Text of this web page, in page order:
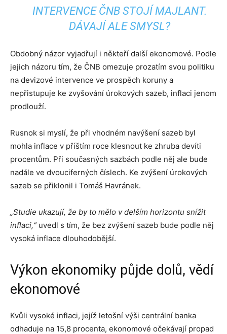
INTERVENCE ČNB STOJÍ MAJLANT.
DÁVAJÍ ALE SMYSL?
Obdobný názor vyjadřují i někteří další ekonomové. Podle
jejich názoru tím, že ČNB omezuje prozatím svou politiku
na devizové intervence ve prospěch koruny a
nepřistupuje ke zvyšování úrokových sazeb, inflaci jenom
prodlouží.
Rusnok si myslí, že při vhodném navýšení sazeb byl
mohla inflace v příštím roce klesnout ke zhruba devíti
procentům. Při současných sazbách podle něj ale bude
nadále ve dvouciferných číslech. Ke zvýšení úrokových
sazeb se přiklonil i Tomáš Havránek.
„Studie ukazují, že by to mělo v delším horizontu snížit
inflaci,“uvedl s tím, že bez zvýšení sazeb bude podle něj
vysoká inflace dlouhodobější.
Výkon ekonomiky půjde dolů, vědí
ekonomové
Kvůli vysoké inflaci, jejíž letošní výši centrální banka
odhaduje na 15,8 procenta, ekonomové očekávají propad